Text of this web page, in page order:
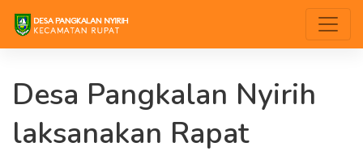
Desa Pangkalan Nyirih
laksanakan Rapat